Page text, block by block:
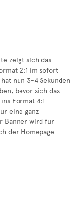
zeigt sich das
2:1 im sofort
nun 3-4 Sekunden
bevor sich das
Format 4:1
eine ganz
Banner wird für
der Homepage